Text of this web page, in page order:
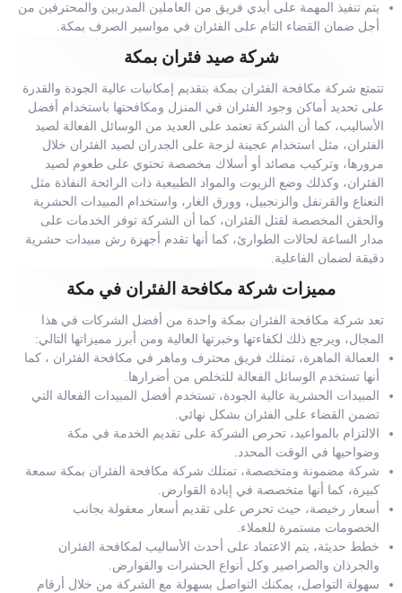
يتم تنفيذ المهمة على أيدي فريق من العاملين المدربين والمحترفين من
أجل ضمان القضاء التام على الفئران في مواسير الصرف بمكة.
شركة صيد فئران بمكة
تتمتع شركة مكافحة الفئران بمكة بتقديم إمكانيات عالية الجودة والقدرة
على تحديد أماكن وجود الفئران في المنزل ومكافحتها باستخدام أفضل
الأساليب، كما أن الشركة تعتمد على العديد من الوسائل الفعالة لصيد
الفئران، مثل استخدام عجينة لزجة على الجدران لصيد الفئران خلال
مرورها، وتركيب مصائد أو أسلاك مخصصة تحتوي على طعوم لصيد
الفئران، وكذلك وضع الزيوت والمواد الطبيعية ذات الرائحة النفاذة مثل
النعناع والقرنفل والزنجبيل، وورق الغار، واستخدام المبيدات الحشرية
والحقن المخصصة لقتل الفئران، كما أن الشركة توفر الخدمات على
مدار الساعة لحالات الطوارئ، كما أنها تقدم أجهزة رش مبيدات حشرية
دقيقة لضمان الفاعلية.
مميزات شركة مكافحة الفئران في مكة
تعد شركة مكافحة الفئران بمكة واحدة من أفضل الشركات في هذا
المجال، ويرجع ذلك لكفاءتها وخبرتها العالية ومن أبرز مميزاتها التالي:
العمالة الماهرة، تمتلك فريق محترف وماهر في مكافحة الفئران ، كما
أنها تستخدم الوسائل الفعالة للتخلص من أضرارها.
المبيدات الحشرية عالية الجودة، تستخدم أفضل المبيدات الفعالة التي
تضمن القضاء على الفئران بشكل نهائي.
الالتزام بالمواعيد، تحرص الشركة على تقديم الخدمة في مكة
وضواحيها في الوقت المحدد.
شركة مضمونة ومتخصصة، تمتلك شركة مكافحة الفئران بمكة سمعة
كبيرة، كما أنها متخصصة في إبادة القوارض.
أسعار رخيصة، حيث تحرص على تقديم أسعار معقولة بجانب
الخصومات مستمرة للعملاء.
خطط حديثة، يتم الاعتماد على أحدث الأساليب لمكافحة الفئران
والجرذان والصراصير وكل أنواع الحشرات والقوارض.
سهولة التواصل، يمكنك التواصل بسهولة مع الشركة من خلال أرقام